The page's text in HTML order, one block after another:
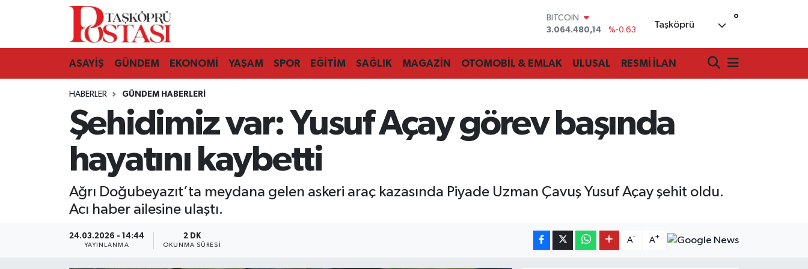
DOLAR
47,7143
%0.16
STERLİN
64,2463
%0.07
13.799
%70
Taşköprü °
ASAYİŞ GÜNDEM EKONOMİ YAŞAM SPOR EĞİTİM SAĞLIK MAGAZİN OTOMOBİL & EMLAK ULUSAL RESMİ İLAN
HABERLER GÜNDEM HABERLERI
Şehidimiz var: Yusuf Açay görev başında
hayatını kaybetti
Ağrı Doğubeyazıt’ta meydana gelen askeri araç kazasında Piyade Uzman Çavuş Yusuf Açay şehit oldu.
Acı haber ailesine ulaştı.
24.03.2026 - 14:44
YAYINLANMA
2 DK
OKUNMA SÜRESI
A- A+
Kastamonu Vefat Edenler
Araç Haberleri
Azdavay Haberleri
Bozkurt Haberleri